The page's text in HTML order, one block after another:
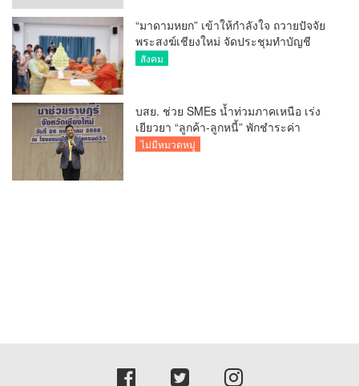
“มาดามหยก” เข้าให้กำลังใจ ถวายปัจจัย
พระสงฆ์เชียงใหม่ จัดประชุมทำบัญชี
รายรับรายจ่ายของวัด กว่า 300 รูป ที่วัด
สังคม
บสย. ช่วย SMEs น้ำท่วมภาคเหนือ เร่ง
เยียวยา “ลูกค้า-ลูกหนี้” พักชำระค่า
ธรรมเนียม-ค่างวด
ไม่มีหมวดหมู่